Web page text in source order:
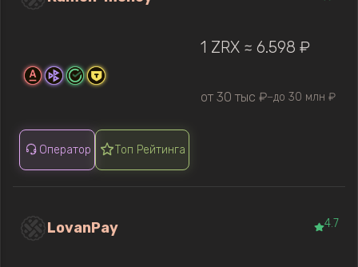
1 ZRX ≈ 6.598 ₽
от 30 тыс ₽—до 30 млн ₽
Оператор Топ Рейтинга
LovanPay 4.7